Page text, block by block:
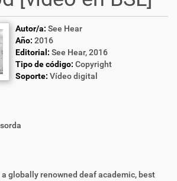
Autor/a: See Hear
Año: 2016
Editorial: See Hear, 2016
Tipo de código: Copyright
Soporte: Vídeo digital
a globally renowned deaf academic, best